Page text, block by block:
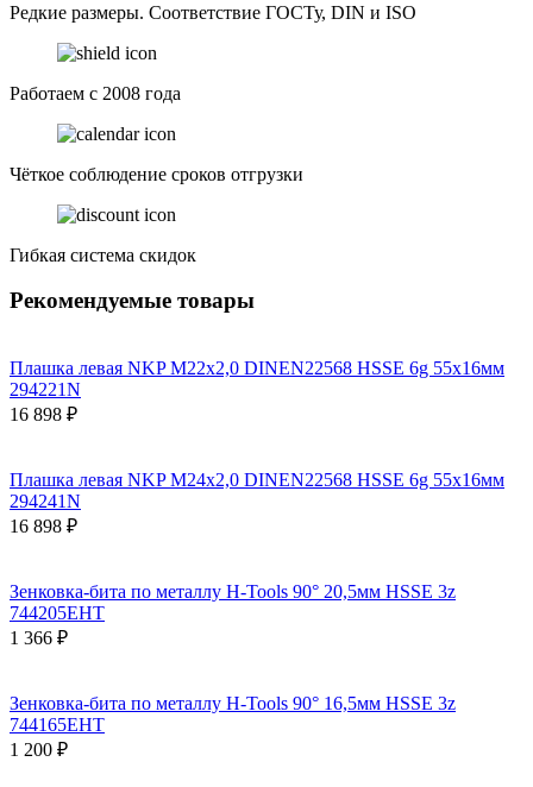
Редкие размеры. Соответствие ГОСТу, DIN и ISO
Работаем с 2008 года
Чёткое соблюдение сроков отгрузки
Гибкая система скидок
Рекомендуемые товары
Плашка левая NKP М22х2,0 DINEN22568 HSSE 6g 55х16мм
294221N
16 898 ₽
Плашка левая NKP М24х2,0 DINEN22568 HSSE 6g 55х16мм
294241N
16 898 ₽
Зенковка-бита по металлу H-Tools 90° 20,5мм HSSE 3z
744205EHT
1 366 ₽
Зенковка-бита по металлу H-Tools 90° 16,5мм HSSE 3z
744165EHT
1 200 ₽